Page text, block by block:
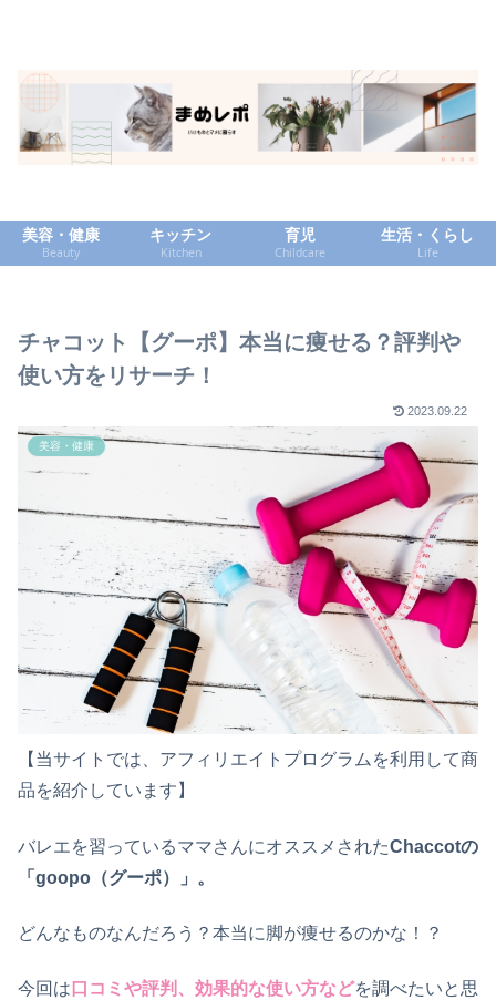
美容・健康
Beauty
キッチン
Kitchen
育児
Childcare
生活・くらし
Life
チャコット【グーポ】本当に痩せる？評判や
使い方をリサーチ！
2023.09.22
美容・健康
【当サイトでは、アフィリエイトプログラムを利用して商
品を紹介しています】
バレエを習っているママさんにオススメされたChaccotの
「goopo（グーポ）」。
どんなものなんだろう？ 本当に脚が痩せるのかな！？
今回は 口コミや評判、効果的な使い方などを調べたいと思